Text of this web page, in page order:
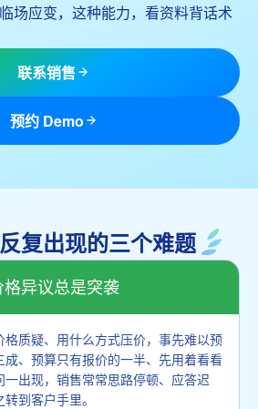
场应变，这种能力，看资料背话术
联系销售
预约 Demo
复出现的三个难题
格异议总是突袭
质疑、用什么方式压价，事先难以预
、预算只有报价的一半、先用着看看
出现，销售常常思路停顿、应答迟
到客户手里。